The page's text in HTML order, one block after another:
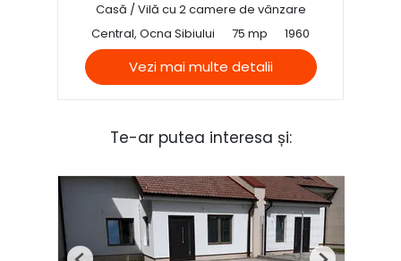
Casă / Vilă cu 2 camere de vânzare
Central, Ocna Sibiului
75 mp 1960
Vezi mai multe detalii
Te-ar putea interesa și: